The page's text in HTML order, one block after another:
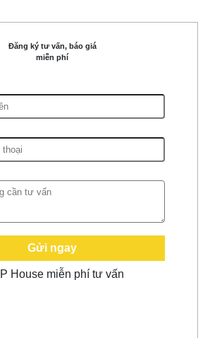
Đăng ký tư vấn, báo giá
miễn phí